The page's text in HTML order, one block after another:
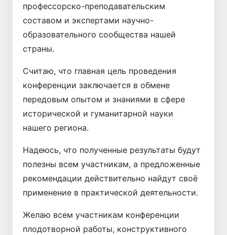
профессорско-преподавательским
составом и экспертами научно-
образовательного сообщества нашей
страны.
Считаю, что главная цель проведения
конференции заключается в обмене
передовым опытом и знаниями в сфере
исторической и гуманитарной науки
нашего региона.
Надеюсь, что полученные результаты будут
полезны всем участникам, а предложенные
рекомендации действительно найдут своё
применение в практической деятельности.
Желаю всем участникам конференции
плодотворной работы, конструктивного